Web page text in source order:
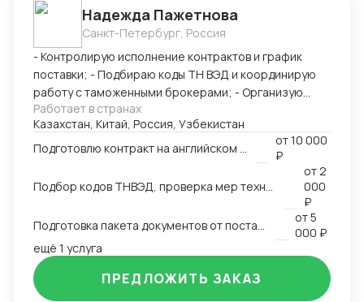
быстро вникаю в задачу и умею работать с людьми.
Буду рада сотрудничеству!
Надежда Пажетнова
Санкт-Петербург, Россия
- Контролирую исполнение контрактов и график
поставки; - Подбираю коды ТН ВЭД и координирую
работу с таможенными брокерами; - Организую
сертификацию и взаимодействие с
аккредитованными органами; - Снижаю расходы за
счёт оптимизации логистики и правильного кода; -
Обеспечиваю юридическую чистоту сделок,
точность инвойсов, упаковочных листов, контрактов.
Работает в странах
Казахстан, Китай, Россия, Узбекистан
от10 000
₽
Подбор кодов ТНВЭД, проверка мер технического регулирования, запретов и ограничений
от2
000
₽
от5
000 ₽
ещё 1 услуга
ПРЕДЛОЖИТЬ ЗАКАЗ